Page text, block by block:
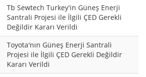
Tb Sewtech Turkey'in Güneş Enerji
Santrali Projesi ile İlgili ÇED Gerekli
Değildir Kararı Verildi
Toyota'nın Güneş Enerji Santrali
Projesi ile İlgili ÇED Gerekli Değildir
Kararı Verildi